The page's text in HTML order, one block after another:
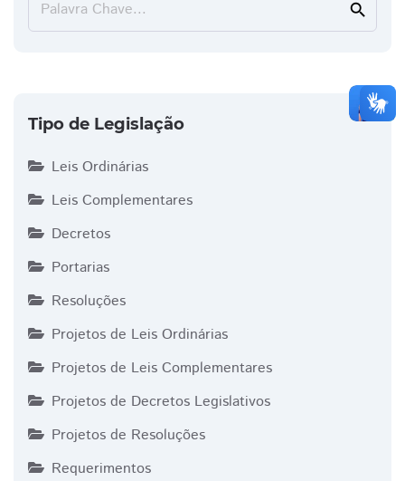
Palavra Chave... search
Tipo de Legislação
Leis Ordinárias
Leis Complementares
Decretos
Portarias
Resoluções
Projetos de Leis Ordinárias
Projetos de Leis Complementares
Projetos de Decretos Legislativos
Projetos de Resoluções
Requerimentos